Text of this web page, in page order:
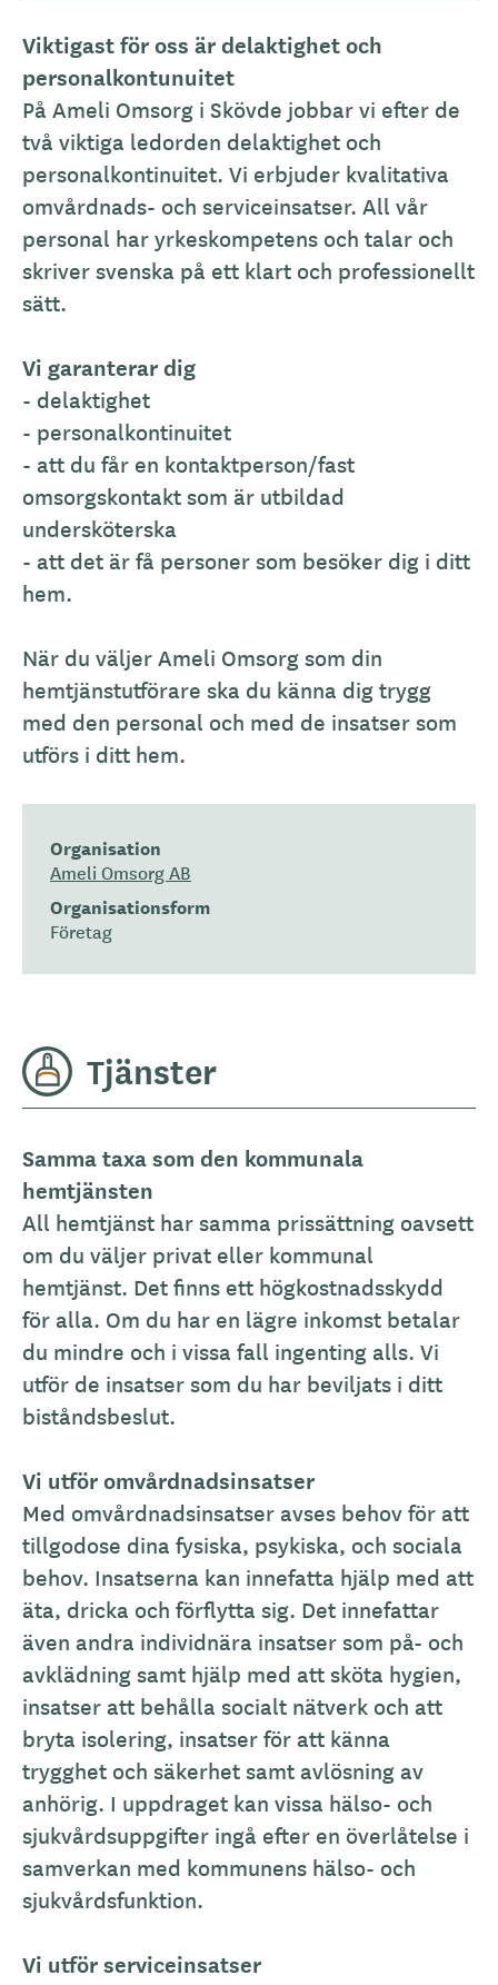
Viktigast för oss är delaktighet och
personalkontunuitet
På Ameli Omsorg i Skövde jobbar vi efter de
två viktiga ledorden delaktighet och
personalkontinuitet. Vi erbjuder kvalitativa
omvårdnads- och serviceinsatser. All vår
personal har yrkeskompetens och talar och
skriver svenska på ett klart och professionellt
sätt.
Vi garanterar dig
- delaktighet
- personalkontinuitet
- att du får en kontaktperson/fast
omsorgskontakt som är utbildad
undersköterska
- att det är få personer som besöker dig i ditt
hem.
När du väljer Ameli Omsorg som din
hemtjänstutförare ska du känna dig trygg
med den personal och med de insatser som
utförs i ditt hem.
Organisation
Ameli Omsorg AB
Organisationsform
Företag
Tjänster
Samma taxa som den kommunala
hemtjänsten
All hemtjänst har samma prissättning oavsett
om du väljer privat eller kommunal
hemtjänst. Det finns ett högkostnadsskydd
för alla. Om du har en lägre inkomst betalar
du mindre och i vissa fall ingenting alls. Vi
utför de insatser som du har beviljats i ditt
biståndsbeslut.
Vi utför omvårdnadsinsatser
Med omvårdnadsinsatser avses behov för att
tillgodose dina fysiska, psykiska, och sociala
behov. Insatserna kan innefatta hjälp med att
äta, dricka och förflytta sig. Det innefattar
även andra individnära insatser som på- och
avklädning samt hjälp med att sköta hygien,
insatser att behålla socialt nätverk och att
bryta isolering, insatser för att känna
trygghet och säkerhet samt avlösning av
anhörig. I uppdraget kan vissa hälso- och
sjukvårdsuppgifter ingå efter en överlåtelse i
samverkan med kommunens hälso- och
sjukvårdsfunktion.
Vi utför serviceinsatser